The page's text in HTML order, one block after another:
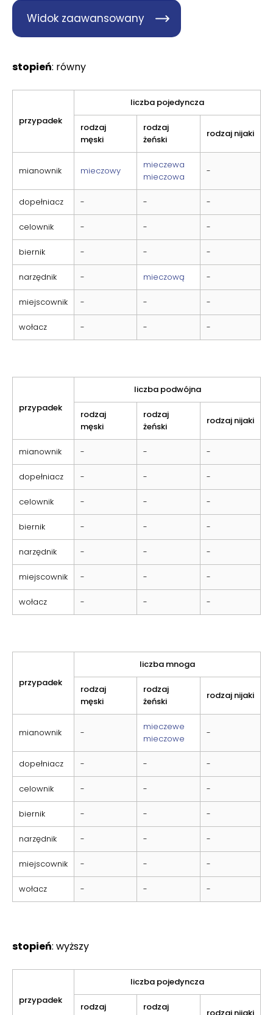
Widok zaawansowany
stopień: równy
przypadek
liczba pojedyncza
rodzaj
męski
rodzaj
żeński
rodzaj nijaki
mianownik mieczowy
mieczewa
mieczowa
-
dopełniacz - - -
celownik - - -
biernik - - -
narzędnik - mieczową -
miejscownik - - -
wołacz - - -
przypadek
liczba podwójna
rodzaj
męski
rodzaj
żeński
rodzaj nijaki
mianownik - - -
dopełniacz - - -
celownik - - -
biernik - - -
narzędnik - - -
miejscownik - - -
wołacz - - -
przypadek
liczba mnoga
rodzaj
męski
rodzaj
żeński
rodzaj nijaki
mianownik -
mieczewe
mieczowe
-
dopełniacz - - -
celownik - - -
biernik - - -
narzędnik - - -
miejscownik - - -
wołacz - - -
stopień: wyższy
przypadek
liczba pojedyncza
rodzaj
rodzaj